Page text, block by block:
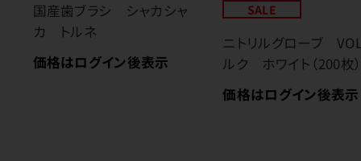
国産歯ブラシ シャカシャ
カ トルネ
価格はログイン後表示
SALE
ニトリルグローブ
ルク ホワイト（200枚
価格はログイン後表示